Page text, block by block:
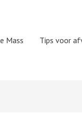
Mass Tips voor